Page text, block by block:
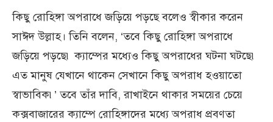
কিছু রোহিঙ্গা অপরাধে জড়িয়ে পড়ছে বলেও স্বীকার করেন
সাঈদ উল্লাহ। তিনি বলেন, ‘তবে কিছু রোহিঙ্গা অপরাধে
জড়িয়ে পড়ছে৷ ক্যাম্পের মধ্যেও কিছু অপরাধের ঘটনা ঘটছে৷
এত মানুষ যেখানে থাকেন সেখানে কিছু অপরাধ হওয়াতো
স্বাভাবিক৷’ তবে তাঁর দাবি, রাখাইনে থাকার সময়ের চেয়ে
কক্সবাজারের ক্যাম্পে রোহিঙ্গাদের মধ্যে অপরাধ প্রবণতা